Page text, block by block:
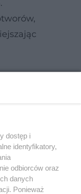
dostęp i
identyfikatory,
odbiorców oraz
danych
Ponieważ